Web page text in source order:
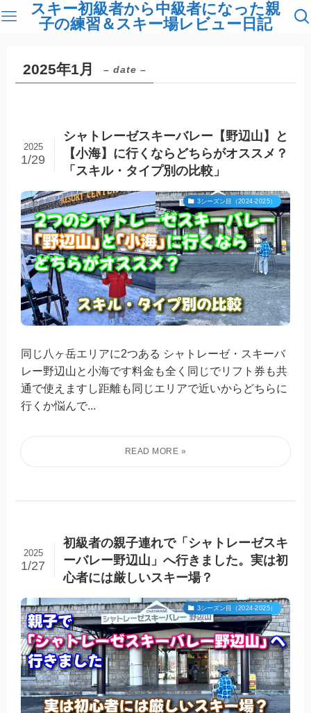
スキー初級者から中級者になった親
子の練習＆スキー場レビュー日記
2025年1月 – date –
シャトレーゼスキーバレー【野辺山】と
【小海】に行くならどちらがオススメ？
「スキル・タイプ別の比較」
2025
1/29
3シーズン目（2024-2025）
同じ八ヶ岳エリアに2つある シャトレーゼ・スキーバ
レー野辺山と小海です料金も全く同じでリフト券も共
通で使えますし距離も同じエリアで近いからどちらに
行くか悩んで...
初級者の親子連れで「シャトレーゼスキ
ーバレー野辺山」へ行きました。実は初
心者には厳しいスキー場？
2025
1/27
3シーズン目（2024-2025）